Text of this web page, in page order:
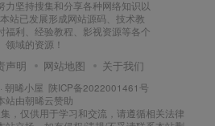
力坚持搜集和分享各种网络知识以
站已发展形成网站源码、技术教
福利、经验教程、影视资源等各个
领域的资源！
声明 网站地图 关于我们
朝晞小屋 陕ICP备2022001461号
站由朝晞云赞助
，仅供用于学习和交流，请遵循相关法律